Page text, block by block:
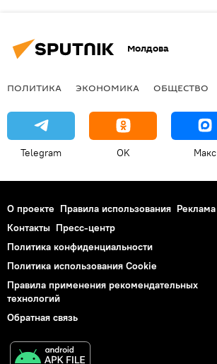
Молдова
ПОЛИТИКА ЭКОНОМИКА ОБЩЕСТВО
Telegram OK Макс
О проекте Правила использования Реклама
Контакты Пресс-центр
Политика конфиденциальности
Политика использования Cookie
Правила применения рекомендательных
технологий
Обратная связь